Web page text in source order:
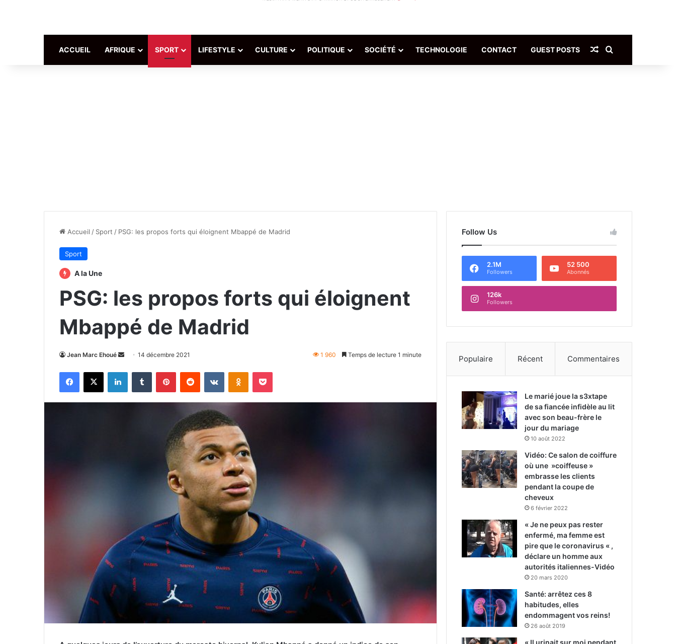
ACCUEIL AFRIQUE SPORT LIFESTYLE CULTURE POLITIQUE SOCIÉTÉ TECHNOLOGIE CONTACT GUEST POSTS Article Aléatoire
Accueil / Sport / PSG: les propos forts qui éloignent Mbappé de Madrid
Sport
A la Une
PSG: les propos forts qui éloignent
Mbappé de Madrid
Jean Marc Ehoué
Envoyer
courriel
14 décembre 2021 1 960 Temps de lecture 1 minute
Facebook
X LinkedinTumblr PinterestReddit VKontakteOdnoklassniki
Pocket
Follow Us
2.1M
Followers
52 500
Abonnés
126k
Followers
Populaire Récent Commentaires
Le marié joue la s3xtape
de sa fiancée infidèle au lit
avec son beau-frère le
jour du mariage
10 août 2022
Vidéo: Ce salon de coiffure
où une »coiffeuse »
embrasse les clients
pendant la coupe de
cheveux
6 février 2022
« Je ne peux pas rester
enfermé, ma femme est
pire que le coronavirus « ,
déclare un homme aux
autorités italiennes-Vidéo
20 mars 2020
Santé: arrêtez ces 8
habitudes, elles
endommagent vos reins!
26 août 2019
« Il urinait sur moi pendant